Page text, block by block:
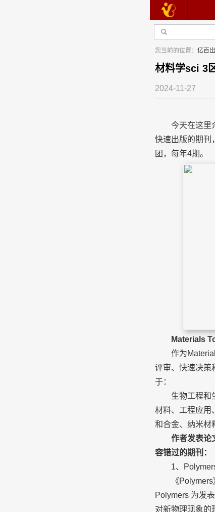
您当前的位置： 亿百
材料学sci 3
2024-11-27
今天在这里
快速出版的期刊
团，每年4期。
Materials
作为Materials
评审、快速决策
于：
生物工程和生
材料、工程应用
和合金、纳米材
作者发表论
容错过的期刊：
1、
《Polymers》
Polymers 为发
对新物理现象的